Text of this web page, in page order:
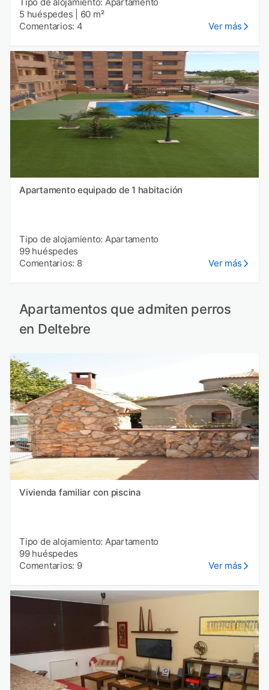
5 huéspedes
60 m²
Comentarios: 4
Ver más
Apartamento equipado de 1 habitación
Tipo de alojamiento: Apartamento
99 huéspedes
Comentarios: 8
Ver más
Apartamentos que admiten perros
en Deltebre
Vivienda familiar con piscina
Tipo de alojamiento: Apartamento
99 huéspedes
Comentarios: 9
Ver más